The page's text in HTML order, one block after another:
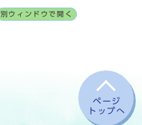
別ウィンドウで開く
ページ
トップへ